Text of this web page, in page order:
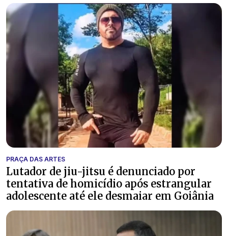
PRAÇA DAS ARTES
Lutador de jiu-jitsu é denunciado por
tentativa de homicídio após estrangular
adolescente até ele desmaiar em Goiânia